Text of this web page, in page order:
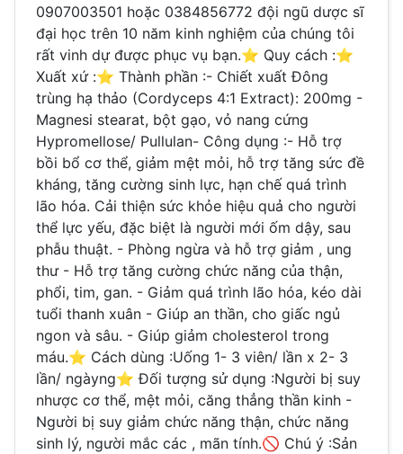
0907003501 hoặc 0384856772 đội ngũ dược sĩ
đại học trên 10 năm kinh nghiệm của chúng tôi
rất vinh dự được phục vụ bạn.⭐️ Quy cách :⭐️
Xuất xứ :⭐️ Thành phần :- Chiết xuất Đông
trùng hạ thảo (Cordyceps 4:1 Extract): 200mg -
Magnesi stearat, bột gạo, vỏ nang cứng
Hypromellose/ Pullulan- Công dụng :- Hỗ trợ
bồi bổ cơ thể, giảm mệt mỏi, hỗ trợ tăng sức đề
kháng, tăng cường sinh lực, hạn chế quá trình
lão hóa. Cải thiện sức khỏe hiệu quả cho người
thể lực yếu, đặc biệt là người mới ốm dậy, sau
phẫu thuật. - Phòng ngừa và hỗ trợ giảm , ung
thư - Hỗ trợ tăng cường chức năng của thận,
phổi, tim, gan. - Giảm quá trình lão hóa, kéo dài
tuổi thanh xuân - Giúp an thần, cho giấc ngủ
ngon và sâu. - Giúp giảm cholesterol trong
máu.⭐️ Cách dùng :Uống 1- 3 viên/ lần x 2- 3
lần/ ngàyng⭐️ Đối tượng sử dụng :Người bị suy
nhược cơ thể, mệt mỏi, căng thẳng thần kinh -
Người bị suy giảm chức năng thận, chức năng
sinh lý, người mắc các , mãn tính.🚫 Chú ý :Sản